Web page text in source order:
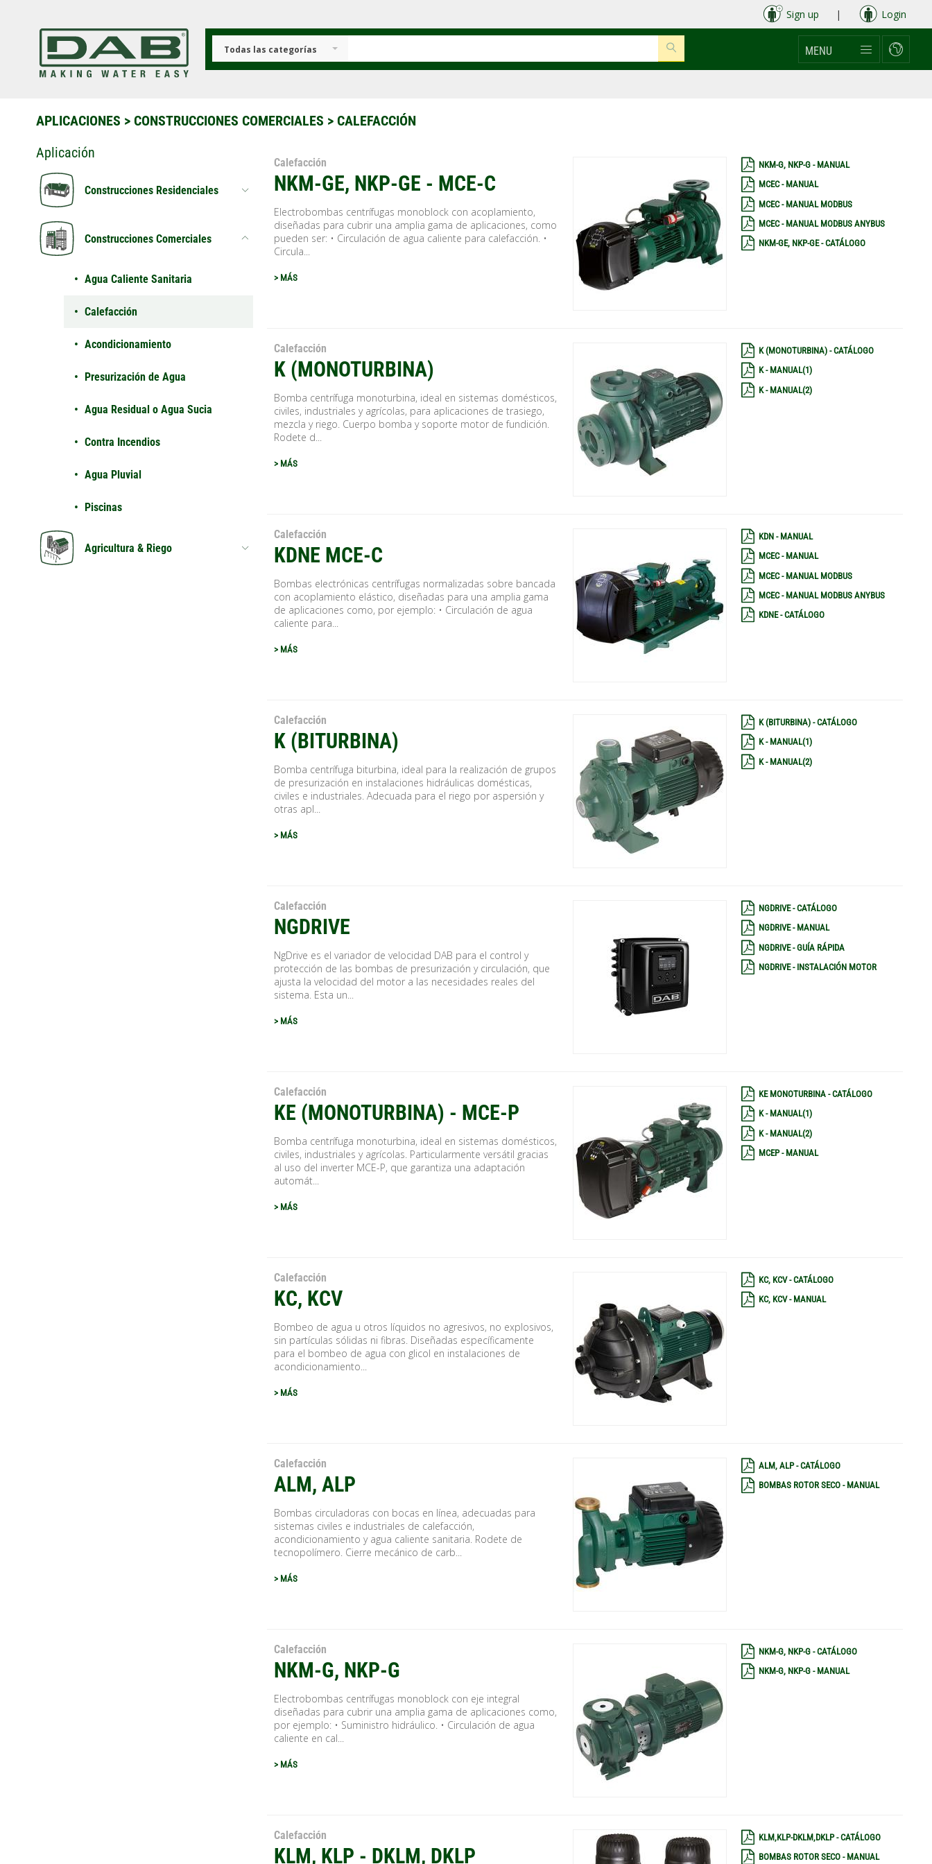
contenido
Sign up | Login
Todas las categorías MENU
APLICACIONES > CONSTRUCCIONES COMERCIALES > CALEFACCIÓN
Aplicación
Construcciones Residenciales
Construcciones Comerciales
Agua Caliente Sanitaria
Calefacción
Acondicionamiento
Presurización de Agua
Agua Residual o Agua Sucia
Contra Incendios
Agua Pluvial
Piscinas
Agricultura & Riego
Calefacción
NKM-GE, NKP-GE - MCE-C
Electrobombas centrífugas monoblock con acoplamiento,
diseñadas para cubrir una amplia gama de aplicaciones, como
pueden ser: • Circulación de agua caliente para calefacción. •
Circula...
> MÁS
NKM-G, NKP-G - MANUAL
MCEC - MANUAL
MCEC - MANUAL MODBUS
MCEC - MANUAL MODBUS ANYBUS
NKM-GE, NKP-GE - CATÁLOGO
Calefacción
K (MONOTURBINA)
Bomba centrífuga monoturbina, ideal en sistemas domésticos,
civiles, industriales y agrícolas, para aplicaciones de trasiego,
mezcla y riego. Cuerpo bomba y soporte motor de fundición.
Rodete d...
> MÁS
K (MONOTURBINA) - CATÁLOGO
K - MANUAL(1)
K - MANUAL(2)
Calefacción
KDNE MCE-C
Bombas electrónicas centrífugas normalizadas sobre bancada
con acoplamiento elástico, diseñadas para una amplia gama
de aplicaciones como, por ejemplo: • Circulación de agua
caliente para...
> MÁS
KDN - MANUAL
MCEC - MANUAL
MCEC - MANUAL MODBUS
MCEC - MANUAL MODBUS ANYBUS
KDNE - CATÁLOGO
Calefacción
K (BITURBINA)
Bomba centrífuga biturbina, ideal para la realización de grupos
de presurización en instalaciones hidráulicas domésticas,
civiles e industriales. Adecuada para el riego por aspersión y
otras apl...
> MÁS
K (BITURBINA) - CATÁLOGO
K - MANUAL(1)
K - MANUAL(2)
Calefacción
NGDRIVE
NgDrive es el variador de velocidad DAB para el control y
protección de las bombas de presurización y circulación, que
ajusta la velocidad del motor a las necesidades reales del
sistema. Esta un...
> MÁS
NGDRIVE - CATÁLOGO
NGDRIVE - MANUAL
NGDRIVE - GUÍA RÁPIDA
NGDRIVE - INSTALACIÓN MOTOR
Calefacción
KE (MONOTURBINA) - MCE-P
Bomba centrífuga monoturbina, ideal en sistemas domésticos,
civiles, industriales y agrícolas. Particularmente versátil gracias
al uso del inverter MCE-P, que garantiza una adaptación
automát...
> MÁS
KE MONOTURBINA - CATÁLOGO
K - MANUAL(1)
K - MANUAL(2)
MCEP - MANUAL
Calefacción
KC, KCV
Bombeo de agua u otros líquidos no agresivos, no explosivos,
sin partículas sólidas ni fibras. Diseñadas específicamente
para el bombeo de agua con glicol en instalaciones de
acondicionamiento...
> MÁS
KC, KCV - CATÁLOGO
KC, KCV - MANUAL
Calefacción
ALM, ALP
Bombas circuladoras con bocas en línea, adecuadas para
sistemas civiles e industriales de calefacción,
acondicionamiento y agua caliente sanitaria. Rodete de
tecnopolímero. Cierre mecánico de carb...
> MÁS
ALM, ALP - CATÁLOGO
BOMBAS ROTOR SECO - MANUAL
Calefacción
NKM-G, NKP-G
Electrobombas centrífugas monoblock con eje integral
diseñadas para cubrir una amplia gama de aplicaciones como,
por ejemplo: • Suministro hidráulico. • Circulación de agua
caliente en cal...
> MÁS
NKM-G, NKP-G - CATÁLOGO
NKM-G, NKP-G - MANUAL
Calefacción
KLM, KLP - DKLM, DKLP
KLM,KLP-DKLM,DKLP - CATÁLOGO
BOMBAS ROTOR SECO - MANUAL